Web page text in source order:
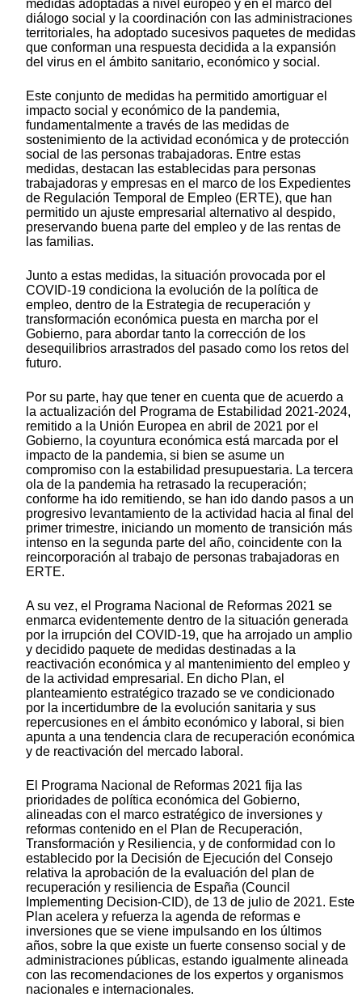
medidas adoptadas a nivel europeo y en el marco del
diálogo social y la coordinación con las administraciones
territoriales, ha adoptado sucesivos paquetes de medidas
que conforman una respuesta decidida a la expansión
del virus en el ámbito sanitario, económico y social.
Este conjunto de medidas ha permitido amortiguar el
impacto social y económico de la pandemia,
fundamentalmente a través de las medidas de
sostenimiento de la actividad económica y de protección
social de las personas trabajadoras. Entre estas
medidas, destacan las establecidas para personas
trabajadoras y empresas en el marco de los Expedientes
de Regulación Temporal de Empleo (ERTE), que han
permitido un ajuste empresarial alternativo al despido,
preservando buena parte del empleo y de las rentas de
las familias.
Junto a estas medidas, la situación provocada por el
COVID-19 condiciona la evolución de la política de
empleo, dentro de la Estrategia de recuperación y
transformación económica puesta en marcha por el
Gobierno, para abordar tanto la corrección de los
desequilibrios arrastrados del pasado como los retos del
futuro.
Por su parte, hay que tener en cuenta que de acuerdo a
la actualización del Programa de Estabilidad 2021-2024,
remitido a la Unión Europea en abril de 2021 por el
Gobierno, la coyuntura económica está marcada por el
impacto de la pandemia, si bien se asume un
compromiso con la estabilidad presupuestaria. La tercera
ola de la pandemia ha retrasado la recuperación;
conforme ha ido remitiendo, se han ido dando pasos a un
progresivo levantamiento de la actividad hacia al final del
primer trimestre, iniciando un momento de transición más
intenso en la segunda parte del año, coincidente con la
reincorporación al trabajo de personas trabajadoras en
ERTE.
A su vez, el Programa Nacional de Reformas 2021 se
enmarca evidentemente dentro de la situación generada
por la irrupción del COVID-19, que ha arrojado un amplio
y decidido paquete de medidas destinadas a la
reactivación económica y al mantenimiento del empleo y
de la actividad empresarial. En dicho Plan, el
planteamiento estratégico trazado se ve condicionado
por la incertidumbre de la evolución sanitaria y sus
repercusiones en el ámbito económico y laboral, si bien
apunta a una tendencia clara de recuperación económica
y de reactivación del mercado laboral.
El Programa Nacional de Reformas 2021 fija las
prioridades de política económica del Gobierno,
alineadas con el marco estratégico de inversiones y
reformas contenido en el Plan de Recuperación,
Transformación y Resiliencia, y de conformidad con lo
establecido por la Decisión de Ejecución del Consejo
relativa la aprobación de la evaluación del plan de
recuperación y resiliencia de España (Council
Implementing Decision-CID), de 13 de julio de 2021. Este
Plan acelera y refuerza la agenda de reformas e
inversiones que se viene impulsando en los últimos
años, sobre la que existe un fuerte consenso social y de
administraciones públicas, estando igualmente alineada
con las recomendaciones de los expertos y organismos
nacionales e internacionales.